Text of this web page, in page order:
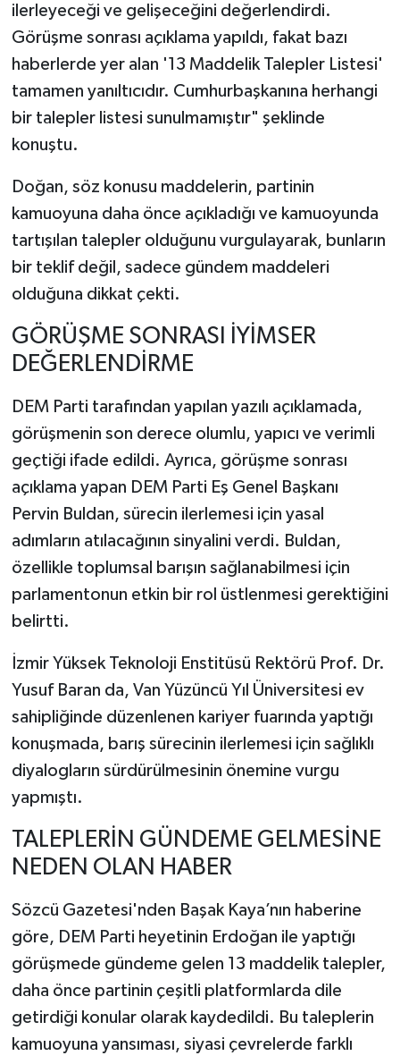
ilerleyeceği ve gelişeceğini değerlendirdi.
Görüşme sonrası açıklama yapıldı, fakat bazı
haberlerde yer alan '13 Maddelik Talepler Listesi'
tamamen yanıltıcıdır. Cumhurbaşkanına herhangi
bir talepler listesi sunulmamıştır" şeklinde
konuştu.
Doğan, söz konusu maddelerin, partinin
kamuoyuna daha önce açıkladığı ve kamuoyunda
tartışılan talepler olduğunu vurgulayarak, bunların
bir teklif değil, sadece gündem maddeleri
olduğuna dikkat çekti.
GÖRÜŞME SONRASI İYİMSER
DEĞERLENDİRME
DEM Parti tarafından yapılan yazılı açıklamada,
görüşmenin son derece olumlu, yapıcı ve verimli
geçtiği ifade edildi. Ayrıca, görüşme sonrası
açıklama yapan DEM Parti Eş Genel Başkanı
Pervin Buldan, sürecin ilerlemesi için yasal
adımların atılacağının sinyalini verdi. Buldan,
özellikle toplumsal barışın sağlanabilmesi için
parlamentonun etkin bir rol üstlenmesi gerektiğini
belirtti.
İzmir Yüksek Teknoloji Enstitüsü Rektörü Prof. Dr.
Yusuf Baran da, Van Yüzüncü Yıl Üniversitesi ev
sahipliğinde düzenlenen kariyer fuarında yaptığı
konuşmada, barış sürecinin ilerlemesi için sağlıklı
diyalogların sürdürülmesinin önemine vurgu
yapmıştı.
TALEPLERİN GÜNDEME GELMESİNE
NEDEN OLAN HABER
Sözcü Gazetesi'nden Başak Kaya’nın haberine
göre, DEM Parti heyetinin Erdoğan ile yaptığı
görüşmede gündeme gelen 13 maddelik talepler,
daha önce partinin çeşitli platformlarda dile
getirdiği konular olarak kaydedildi. Bu taleplerin
kamuoyuna yansıması, siyasi çevrelerde farklı